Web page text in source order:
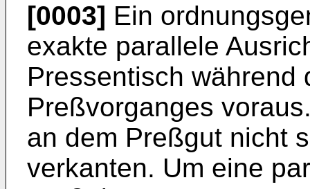
[0003] Ein
exakte parallele
Pressentisch während
Preßvorganges
an dem Preßgut nicht
verkanten. Um eine